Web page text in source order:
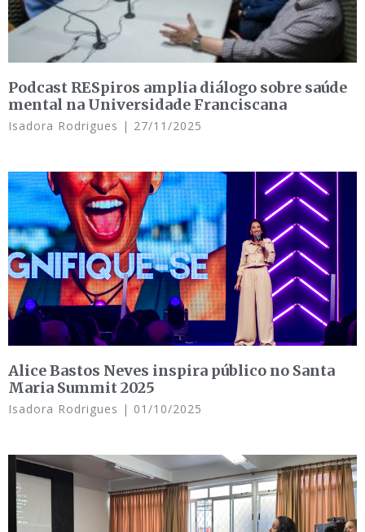
Podcast RESpiros amplia diálogo sobre saúde
mental na Universidade Franciscana
Isadora Rodrigues 27/11/2025
Alice Bastos Neves inspira público no Santa
Maria Summit 2025
Isadora Rodrigues 01/10/2025